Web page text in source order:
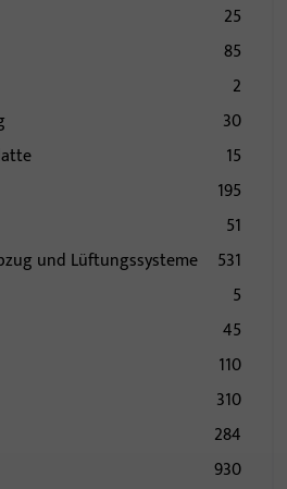
25
85
2
30
15
195
51
und Lüftungssysteme
531
5
45
110
310
284
930